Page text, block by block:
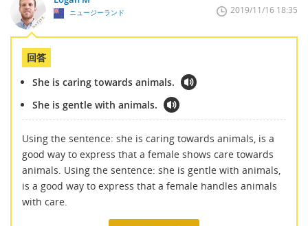
ニュージーランド 2019/11/16 18:35
回答
She is caring towards animals.
She is gentle with animals.
Using the sentence: she is caring towards animals, is a
good way to express that a female shows care towards
animals. Using the sentence: she is gentle with animals,
is a good way to express that a female handles animals
with care.